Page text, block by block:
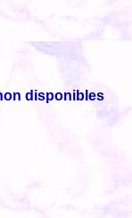
disponibles